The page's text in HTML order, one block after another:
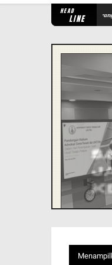
HEAD
LINE
Keluarga ke Jurang